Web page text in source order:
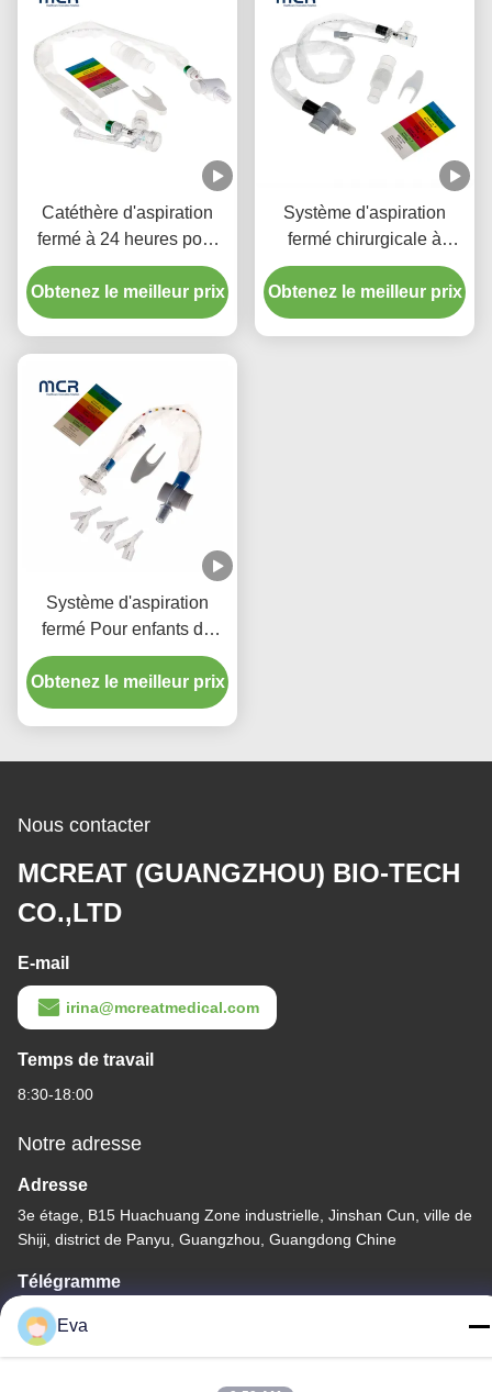
Catéthère d'aspiration
fermé à 24 heures pour
enfant avec trois
connecteurs en pièce Y
Obtenez le meilleur prix
Système d'aspiration
fermé chirurgicale à
usage unique Nouveaux-
nés/pédiatrie-coudes
Obtenez le meilleur prix
Système d'aspiration
fermé Pour enfants de
type 72H
Obtenez le meilleur prix
Nous contacter
MCREAT (GUANGZHOU) BIO-TECH
CO.,LTD
E-mail
irina@mcreatmedical.com
Temps de travail
8:30-18:00
Notre adresse
Adresse
3e étage, B15 Huachuang Zone industrielle, Jinshan Cun, ville de
Shiji, district de Panyu, Guangzhou, Guangdong Chine
Télégramme
86-020-3156-0583
Eva